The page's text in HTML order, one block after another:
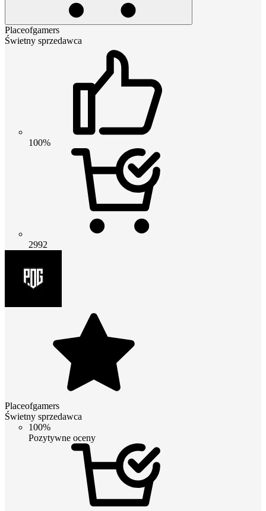
Placeofgamers
Świetny sprzedawca
100%
2992
Placeofgamers
Świetny sprzedawca
100%
Pozytywne oceny